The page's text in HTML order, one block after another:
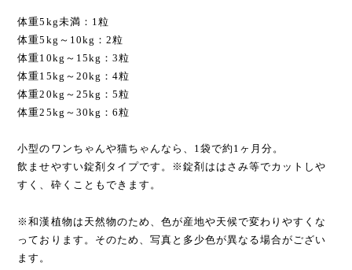
体重5kg未満：1粒
体重5kg～10kg：2粒
体重10kg～15kg：3粒
体重15kg～20kg：4粒
体重20kg～25kg：5粒
体重25kg～30kg：6粒
小型のワンちゃんや猫ちゃんなら、1袋で約1ヶ月分。
飲ませやすい錠剤タイプです。※錠剤ははさみ等でカットしや
すく、砕くこともできます。
※和漢植物は天然物のため、色が産地や天候で変わりやすくな
っております。そのため、写真と多少色が異なる場合がござい
ます。